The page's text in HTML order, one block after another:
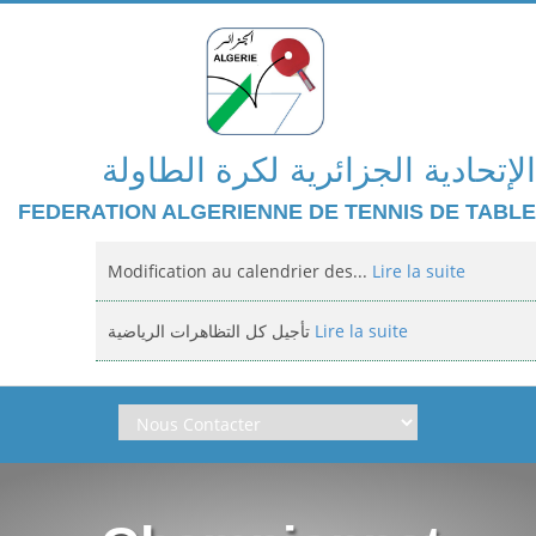
الإتحادية الجزائرية لكرة الطاولة
FEDERATION ALGERIENNE DE TENNIS DE TABLE
Modification au calendrier des... Lire la suite
تأجيل كل التظاهرات الرياضية Lire la suite
Domiciliation des compétitions...Lire la suite